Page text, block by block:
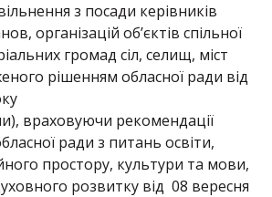
з посади керівників
організацій об’єктів спільної
громад сіл, селищ, міст
рішенням обласної ради від
враховуючи рекомендації
ради з питань освіти,
простору, культури та мови,
розвитку від 08 вересня